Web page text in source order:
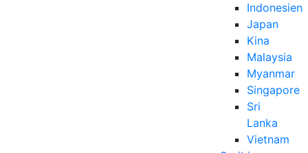
Indonesien
Japan
Kina
Malaysia
Myanmar
Singapore
Sri
Lanka
Vietnam